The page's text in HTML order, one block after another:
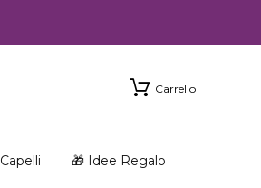
Carrello
Capelli 🎁 Idee Regalo